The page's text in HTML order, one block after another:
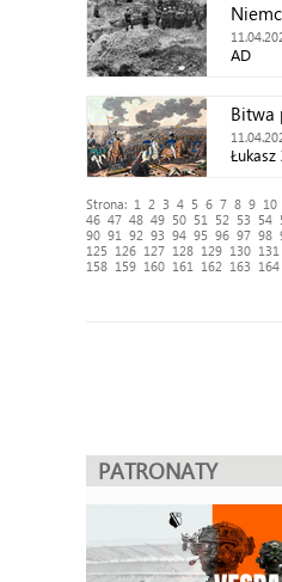
AD
Bitwa
Łukasz
Strona: 1 2 3 4 5 6 7 8 9 10
46 47 48 49 50 51 52 53 54
90 91 92 93 94 95 96 97 98
125
126 127 128 129 130 131
158 159 160 161 162 163 164
PATRONATY